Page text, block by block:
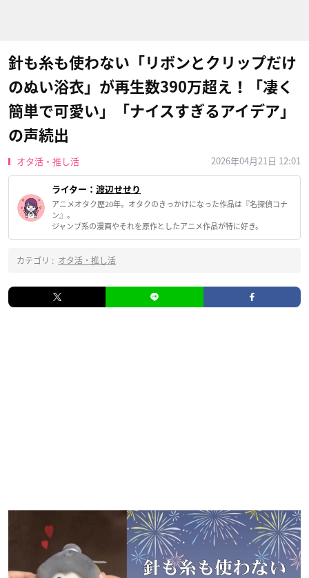
針も糸も使わない「リボンとクリップだけ
のぬい浴衣」が再生数390万超え！「凄く
簡単で可愛い」「ナイスすぎるアイデア」
の声続出
オタ活・推し活 2026年04月21日 12:01
ライター： 渡辺せせり
アニメオタク歴20年。オタクのきっかけになった作品は『名探偵コナ
ン』。
ジャンプ系の漫画やそれを原作としたアニメ作品が特に好き。
カテゴリ : オタ活・推し活